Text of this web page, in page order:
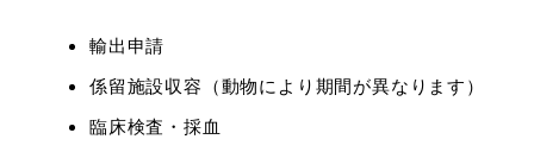
輸出申請
係留施設収容（動物により期間が異なります）
臨床検査・採血